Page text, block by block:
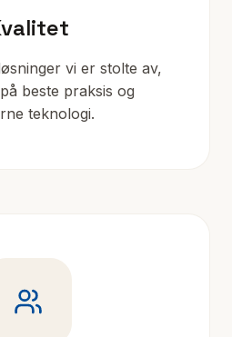
vi er stolte av,
beste praksis og
teknologi.